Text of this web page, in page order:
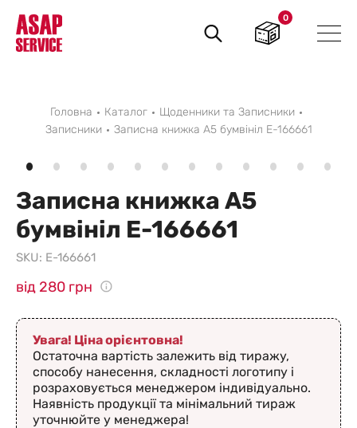
Пошук
товарів
0
Головна Каталог
Щоденники та Записники
Записники
Записна книжка А5 бумвініл E-166661
Записна книжка А5
бумвініл E-166661
SKU: E-166661
від 280 грн
Увага! Ціна орієнтовна!
Остаточна вартість залежить від тиражу,
способу нанесення, складності логотипу і
розраховується менеджером індивідуально.
Наявність продукції та мінімальний тираж
уточнюйте у менеджера!